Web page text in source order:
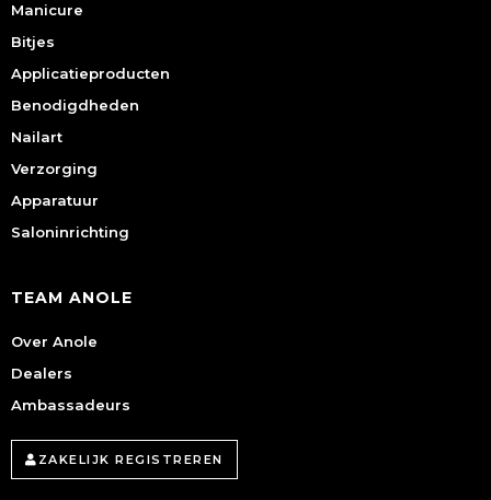
Manicure
Bitjes
Applicatieproducten
Benodigdheden
Nailart
Verzorging
Apparatuur
Saloninrichting
TEAM ANOLE
Over Anole
Dealers
Ambassadeurs
ZAKELIJK REGISTREREN